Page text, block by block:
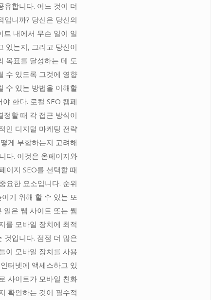
유합니다. 어느 것이 더
입니까? 당신은 당신의
트 내에서 무슨 일이 일
있는지, 그리고 당신이
목표를 달성하는 데 도
수 있도록 그것에 영향
수 있는 방법을 이해할
야 한다. 로컬 SEO 캠페
정할 때 각 접근 방식이
인 디지털 마케팅 전략
게 부합하는지 고려해
다. 이것은 온페이지와
이지 SEO를 선택할 때
요한 요소입니다. 순위
기 위해 할 수 있는 또
일은 웹 사이트 또는 웹
를 모바일 장치에 최적
것입니다. 점점 더 많은
이 모바일 장치를 사용
터넷에 액세스하고 있
사이트가 모바일 친화
확인하는 것이 필수적